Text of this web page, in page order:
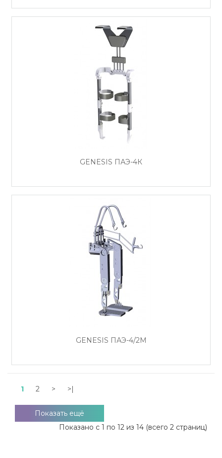
GENESIS ПАЭ-4К
GENESIS ПАЭ-4/2М
1 2 > >|
Показать ещё
Показано с 1 по 12 из 14 (всего 2 страниц)